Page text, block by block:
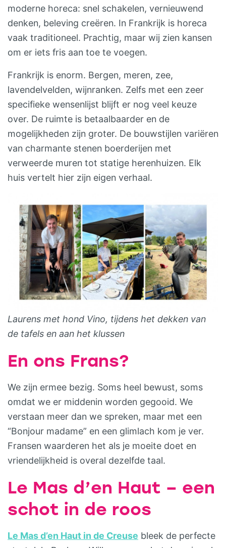
moderne horeca: snel schakelen, vernieuwend
denken, beleving creëren. In Frankrijk is horeca
vaak traditioneel. Prachtig, maar wij zien kansen
om er iets fris aan toe te voegen.
Frankrijk is enorm. Bergen, meren, zee,
lavendelvelden, wijnranken. Zelfs met een zeer
specifieke wensenlijst blijft er nog veel keuze
over. De ruimte is betaalbaarder en de
mogelijkheden zijn groter. De bouwstijlen variëren
van charmante stenen boerderijen met
verweerde muren tot statige herenhuizen. Elk
huis vertelt hier zijn eigen verhaal.
Laurens met hond Vino, tijdens het dekken van
de tafels en aan het klussen
En ons Frans?
We zijn ermee bezig. Soms heel bewust, soms
omdat we er middenin worden gegooid. We
verstaan meer dan we spreken, maar met een
“Bonjour madame” en een glimlach kom je ver.
Fransen waarderen het als je moeite doet en
vriendelijkheid is overal dezelfde taal.
Le Mas d’en Haut – een
schot in de roos
Le Mas d’en Haut in de Creuse bleek de perfecte